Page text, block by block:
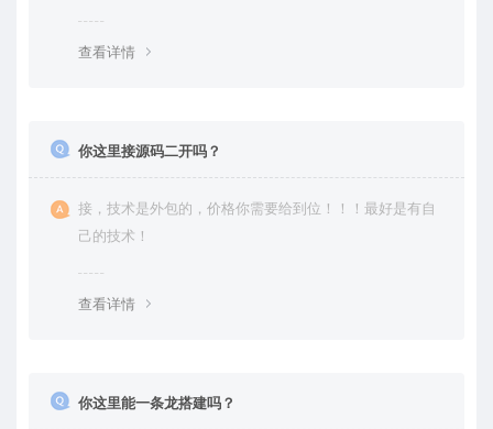
查看详情
你这里接源码二开吗？
接，技术是外包的，价格你需要给到位！！！最好是有自
己的技术！
查看详情
你这里能一条龙搭建吗？